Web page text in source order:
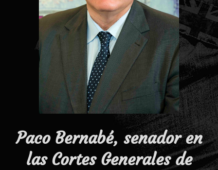
Paco Bernabé, senador en
las Cortes Generales de